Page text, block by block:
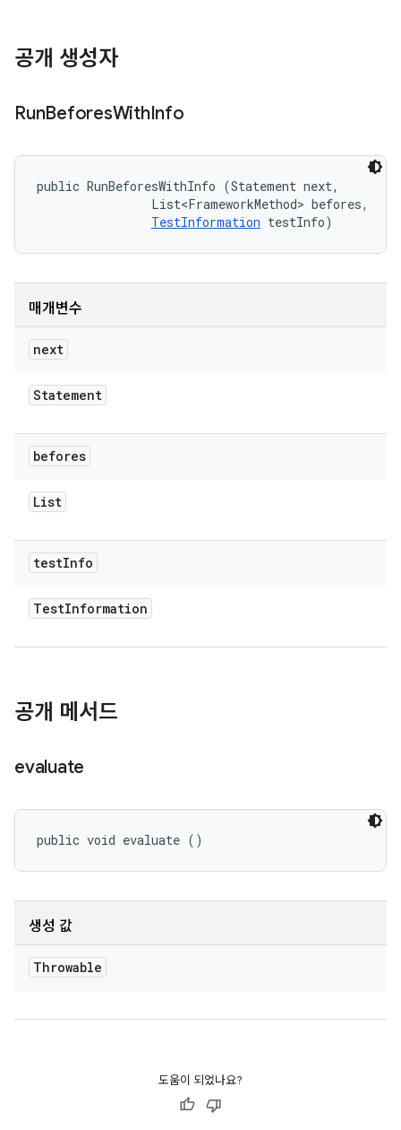
공개 생성자
RunBeforesWithInfo
public RunBeforesWithInfo (Statement next,
                List<FrameworkMethod> befores,
TestInformation testInfo)
매개변수
next
Statement
befores
List
testInfo
TestInformation
공개 메서드
evaluate
public void evaluate ()
생성 값
Throwable
도움이 되었나요?